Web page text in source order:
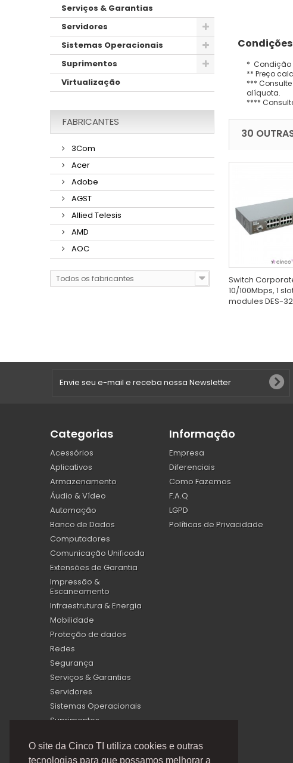
O site da Cinco TI utiliza cookies e outras
tecnologias para que possamos melhorar a
Serviços & Garantias
Servidores
Sistemas Operacionais
Suprimentos
Virtualização
FABRICANTES
3Com
Acer
Adobe
AGST
Allied Telesis
AMD
AOC
Todos os fabricantes
* Condição
** Preço
***
alíquota.
****
30
Switch
10/100Mbps, 1
modules DES-
Categorias
Acessórios
Aplicativos
Armazenamento
Áudio & Vídeo
Automação
Banco de Dados
Computadores
Comunicação Unificada
Extensões de Garantia
Impressão &
Escaneamento
Infraestrutura & Energia
Mobilidade
Proteção de dados
Redes
Segurança
Serviços & Garantias
Servidores
Sistemas Operacionais
Suprimentos
Informação
Empresa
Diferenciais
Como Fazemos
F.A.Q
LGPD
Políticas de Privacidade